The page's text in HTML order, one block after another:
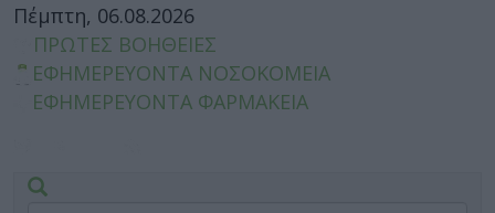
Πέμπτη, 06.08.2026
ΠΡΩΤΕΣ ΒΟΗΘΕΙΕΣ
ΕΦΗΜΕΡΕΥΟΝΤΑ ΝΟΣΟΚΟΜΕΙΑ
ΕΦΗΜΕΡΕΥΟΝΤΑ ΦΑΡΜΑΚΕΙΑ